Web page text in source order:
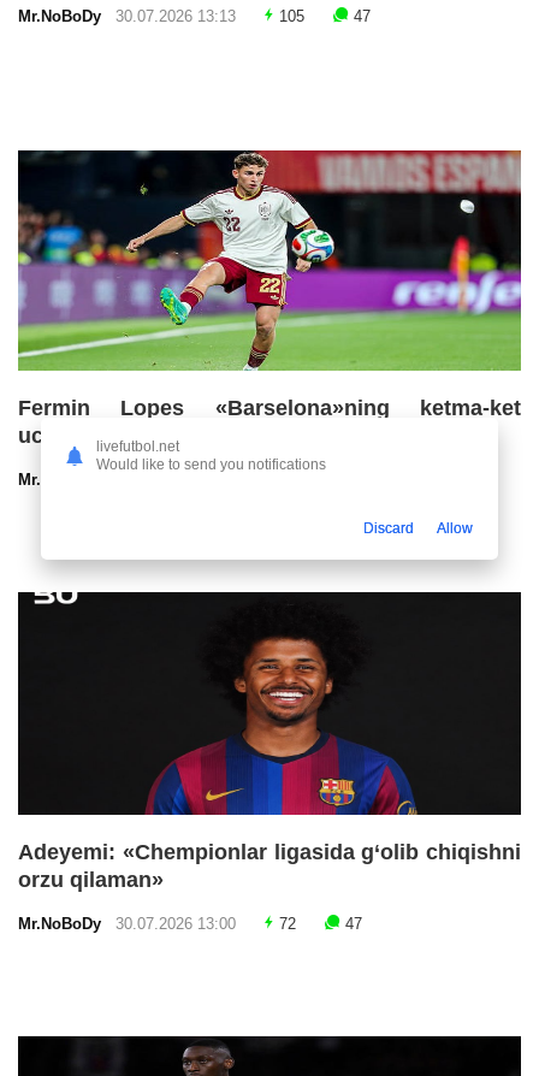
Mr.NoBoDy 30.07.2026 13:13 105 47
Fermin Lopes «Barselona»ning ketma-ket
uchinchi chempionlik imkoniyatlarini baholadi
Mr.NoBoDy
Adeyemi: «Chempionlar ligasida g‘olib chiqishni
orzu qilaman»
Mr.NoBoDy 30.07.2026 13:00 72 47
livefutbol.net
Would like to send you notifications
Discard Allow